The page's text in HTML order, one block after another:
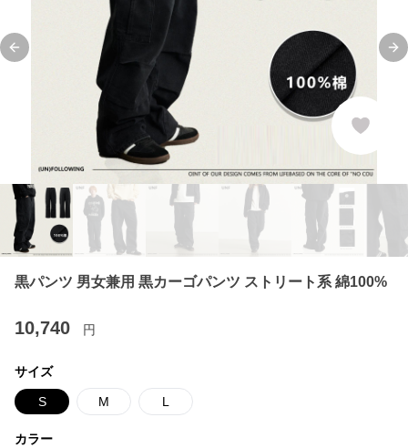
Previous slide
黒パンツ 男女兼用 黒カーゴパンツ ストリート系 綿100%
10,740 円
サイズ
S M L
カラー